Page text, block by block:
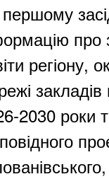
про
2030 роки